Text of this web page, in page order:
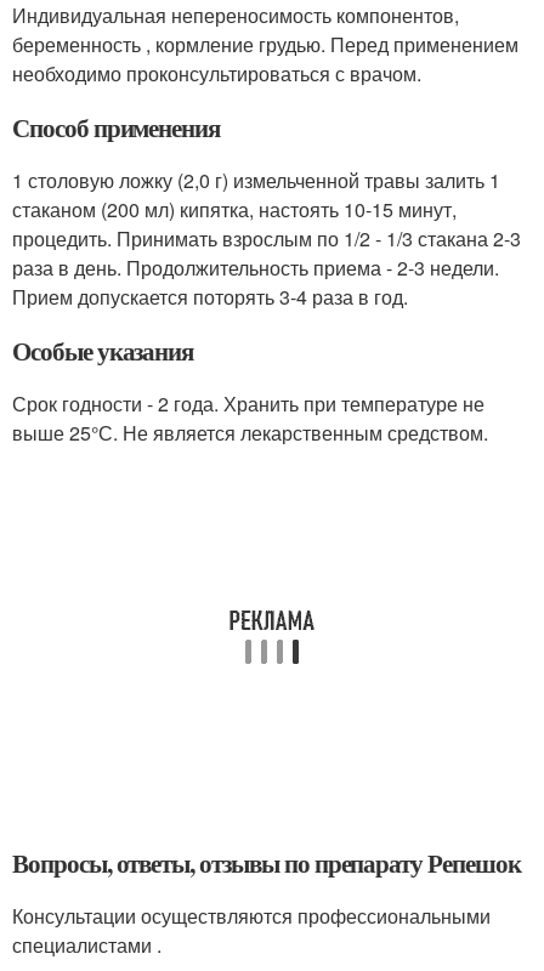
Индивидуальная непереносимость компонентов,
беременность , кормление грудью. Перед применением
необходимо проконсультироваться с врачом.
Способ применения
1 столовую ложку (2,0 г) измельченной травы залить 1
стаканом (200 мл) кипятка, настоять 10-15 минут,
процедить. Принимать взрослым по 1/2 - 1/3 стакана 2-3
раза в день. Продолжительность приема - 2-3 недели.
Прием допускается поторять 3-4 раза в год.
Особые указания
Срок годности - 2 года. Хранить при температуре не
выше 25°С. Не является лекарственным средством.
Вопросы, ответы, отзывы по препарату Репешок
Консультации осуществляются профессиональными
специалистами .